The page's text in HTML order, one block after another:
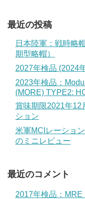
最近の投稿
日本陸軍：戦時略
期型略帽）
2027年検品 (2024
2023年検品：
(MORE) TYPE2:
賞味期限2021年12
ション
米軍MCIレーショ
のミニレビュー
最近のコメント
2017年検品：